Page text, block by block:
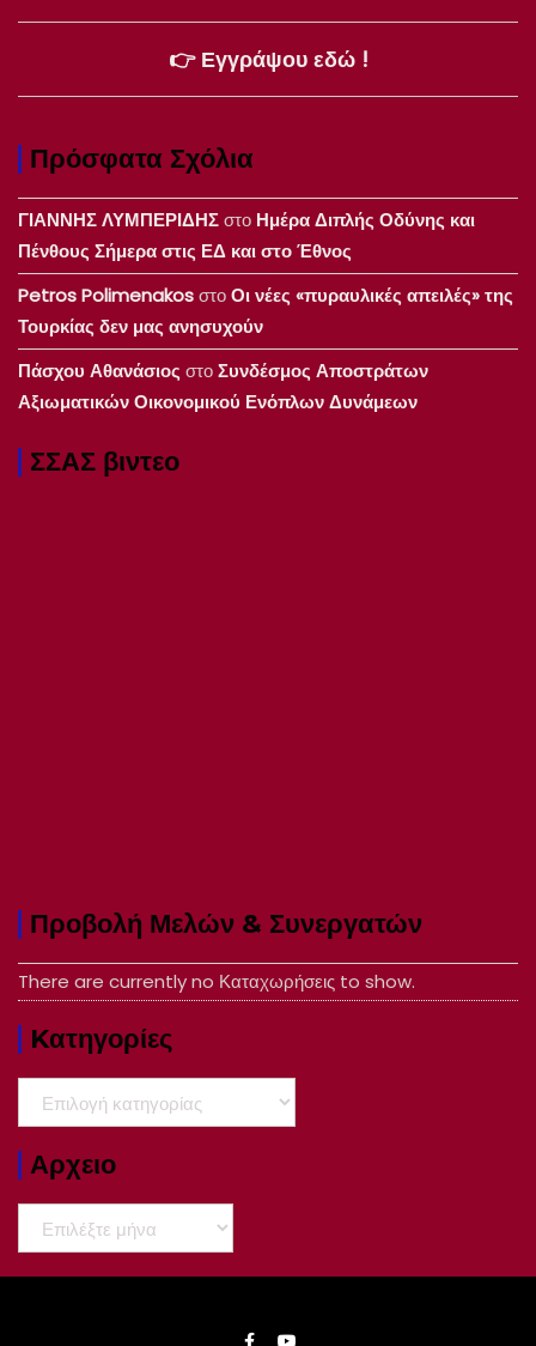
👉 Εγγράψου εδώ !
Πρόσφατα Σχόλια
ΓΙΑΝΝΗΣ ΛΥΜΠΕΡΙΔΗΣστο Ημέρα Διπλής Οδύνης και
Πένθους Σήμερα στις ΕΔ και στο Έθνος
Petros PolimenakosστοΟι νέες «πυραυλικές απειλές» της
Τουρκίας δεν μας ανησυχούν
Πάσχου Αθανάσιος στοΣυνδέσμος Αποστράτων
Αξιωματικών Οικονομικού Ενόπλων Δυνάμεων
ΣΣΑΣ βιντεο
Προβολή Μελών & Συνεργατών
There are currently no Καταχωρήσεις to show.
Kατηγορίες
Αρχειο